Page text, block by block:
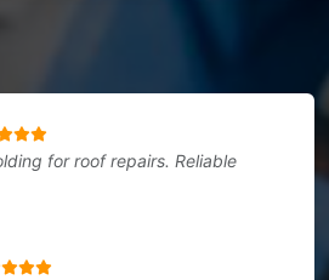
for roof repairs. Reliable